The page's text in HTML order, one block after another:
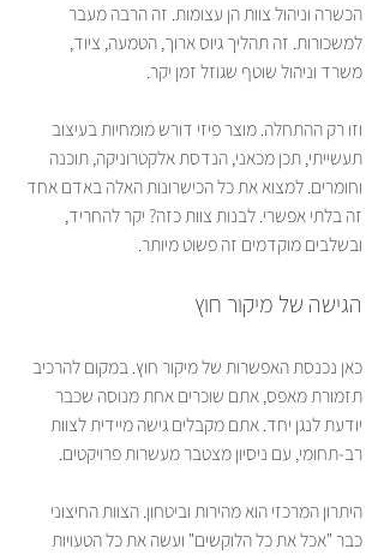
הכשרה וניהול צוות הן עצומות. זה הרבה מעבר
למשכורות. זה תהליך גיוס ארוך, הטמעה, ציוד,
משרד וניהול שוטף שגוזל זמן יקר.
וזו רק ההתחלה. מוצר פיזי דורש מומחיות בעיצוב
תעשייתי, תכן מכאני, הנדסת אלקטרוניקה, תוכנה
וחומרים. למצוא את כל הכישרונות האלה באדם אחד
זה בלתי אפשרי. לבנות צוות כזה? יקר להחריד,
ובשלבים מוקדמים זה פשוט מיותר.
הגישה של מיקור חוץ
כאן נכנסת האפשרות של מיקור חוץ. במקום להרכיב
תזמורת מאפס, אתם שוכרים אחת מנוסה שכבר
יודעת לנגן יחד. אתם מקבלים גישה מיידית לצוות
רב-תחומי, עם ניסיון מצטבר מעשרות פרויקטים.
היתרון המרכזי הוא מהירות וביטחון. הצוות החיצוני
כבר "אכל את כל הלוקשים" ועשה את כל הטעויות